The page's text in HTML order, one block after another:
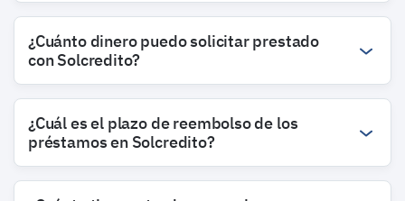
¿Cuánto dinero puedo solicitar prestado
con Solcredito?
¿Cuál es el plazo de reembolso de los
préstamos en Solcredito?